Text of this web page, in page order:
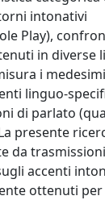
intonativi
Play),
in diverse
i medesimi
linguo-
di parlato
presente
da trasmissioni
accenti
ottenuti per